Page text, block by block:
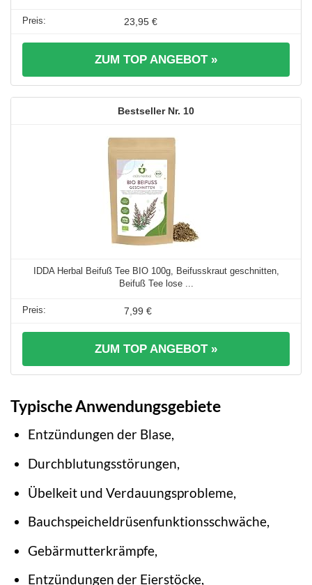
23,95 €
ZUM TOP ANGEBOT »
10
IDDA Herbal Beifuß Tee BIO 100g, Beifusskraut geschnitten,
Beifuß Tee lose ...
7,99 €
ZUM TOP ANGEBOT »
Typische Anwendungsgebiete
Entzündungen der Blase,
Durchblutungsstörungen,
Übelkeit und Verdauungsprobleme,
Bauchspeicheldrüsenfunktionsschwäche,
Gebärmutterkrämpfe,
Entzündungen der Eierstöcke,